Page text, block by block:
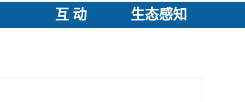
互 动 生态感知